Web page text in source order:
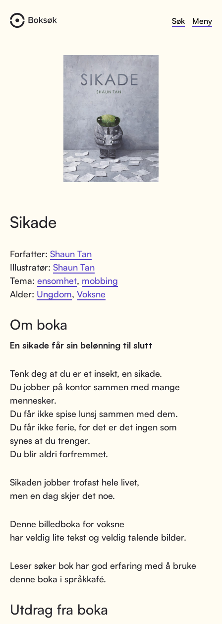
Søk Meny
Sikade
Forfatter: Shaun Tan
Illustratør: Shaun Tan
Tema: ensomhet, mobbing
Alder: Ungdom, Voksne
Om boka
En sikade får sin belønning til slutt
Tenk deg at du er et insekt, en sikade.
Du jobber på kontor sammen med mange
mennesker.
Du får ikke spise lunsj sammen med dem.
Du får ikke ferie, for det er det ingen som
synes at du trenger.
Du blir aldri forfremmet.
Sikaden jobber trofast hele livet,
men en dag skjer det noe.
Denne billedboka for voksne
har veldig lite tekst og veldig talende bilder.
Leser søker bok har god erfaring med å bruke
denne boka i språkkafé.
Utdrag fra boka